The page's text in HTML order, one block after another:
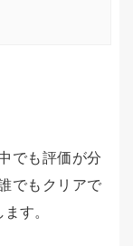
でも評価が分
でもクリアで
す。